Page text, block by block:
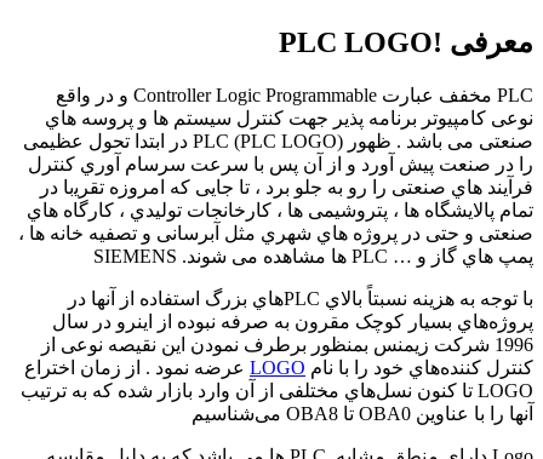
معرفی !PLC LOGO
PLC ﻣﺨﻔﻒ ﻋﺒﺎرت Controller Logic Programmable و در واﻗﻊ
ﻧﻮﻋﯽ ﮐﺎﻣﭙﯿﻮﺗﺮ ﺑﺮﻧﺎﻣﻪ ﭘﺬﯾﺮ ﺟﻬﺖ ﮐﻨﺘﺮل ﺳﯿﺴﺘﻢ ﻫﺎ و ﭘﺮوﺳﻪ ﻫﺎي
ﺻﻨﻌﺘﯽ ﻣﯽ ﺑﺎﺷﺪ . ﻇﻬﻮر PLC (PLC LOGO) در اﺑﺘﺪا ﺗﺤﻮل ﻋﻈﯿﻤﯽ
را در ﺻﻨﻌﺖ ﭘﯿﺶ آورد و از آن ﭘﺲ ﺑﺎ ﺳﺮﻋﺖ ﺳﺮﺳﺎم آوري ﮐﻨﺘﺮل
ﻓﺮآﯾﻨﺪ ﻫﺎي ﺻﻨﻌﺘﯽ را رو ﺑﻪ ﺟﻠﻮ ﺑﺮد ، ﺗﺎ ﺟﺎﯾﯽ ﮐﻪ اﻣﺮوزه ﺗﻘﺮﯾبا در
ﺗﻤﺎم ﭘﺎﻻﯾﺸﮕﺎه ﻫﺎ ، ﭘﺘﺮوﺷﯿﻤﯽ ﻫﺎ ، ﮐﺎرﺧﺎﻧﺠﺎت ﺗﻮﻟﯿﺪي ، ﮐﺎرﮔﺎه ﻫﺎي
ﺻﻨﻌﺘﯽ و ﺣﺘﯽ در ﭘﺮوژه ﻫﺎي ﺷﻬﺮي ﻣﺜﻞ آﺑﺮﺳﺎﻧﯽ و ﺗﺼﻔﯿﻪ ﺧﺎﻧﻪ ﻫﺎ ،
ﭘﻤﭗ ﻫﺎي ﮔﺎز و … PLC ﻫﺎ ﻣﺸﺎﻫﺪه ﻣﯽ ﺷﻮﻧﺪ. SIEMENS
ﺑﺎ ﺗﻮﺟﻪ ﺑﻪ ﻫﺰﯾﻨﻪ ﻧﺴﺒﺘﺎً ﺑﺎﻻي PLCﻫﺎي ﺑﺰرگ اﺳﺘﻔﺎده از آﻧﻬﺎ در
ﭘﺮوژهﻫﺎي ﺑﺴﯿﺎر ﮐﻮﭼﮏ ﻣﻘﺮون ﺑﻪ ﺻﺮﻓﻪ ﻧﺒﻮده از اﯾﻨﺮو در ﺳﺎل
1996 ﺷﺮﮐﺖ زﯾﻤﻨﺲ ﺑﻤﻨﻈﻮر ﺑﺮﻃﺮف ﻧﻤﻮدن اﯾﻦ ﻧﻘﯿﺼﻪ ﻧﻮﻋﯽ از
ﮐﻨﺘﺮل ﮐﻨﻨﺪهﻫﺎي ﺧﻮد را ﺑﺎ ﻧﺎم LOGO ﻋﺮﺿﻪ ﻧﻤﻮد . از زﻣﺎن اﺧﺘﺮاع
LOGO ﺗﺎ ﮐﻨﻮن ﻧﺴﻞﻫﺎي ﻣﺨﺘﻠﻔﯽ از آن وارد ﺑﺎزار ﺷﺪه ﮐﻪ ﺑﻪ ﺗﺮﺗﯿﺐ
آﻧﻬﺎ را ﺑﺎ ﻋﻨﺎوﯾﻦ OBA0 ﺗﺎ OBA8 ﻣﯽﺷﻨﺎﺳﯿﻢ